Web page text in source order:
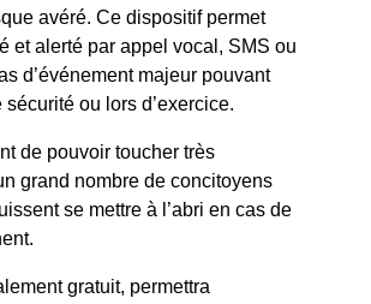
avéré. Ce dispositif permet
et alerté par appel vocal, SMS ou
d’événement majeur pouvant
sécurité ou lors d’exercice.
de pouvoir toucher très
grand nombre de concitoyens
se mettre à l’abri en cas de
gratuit, permettra